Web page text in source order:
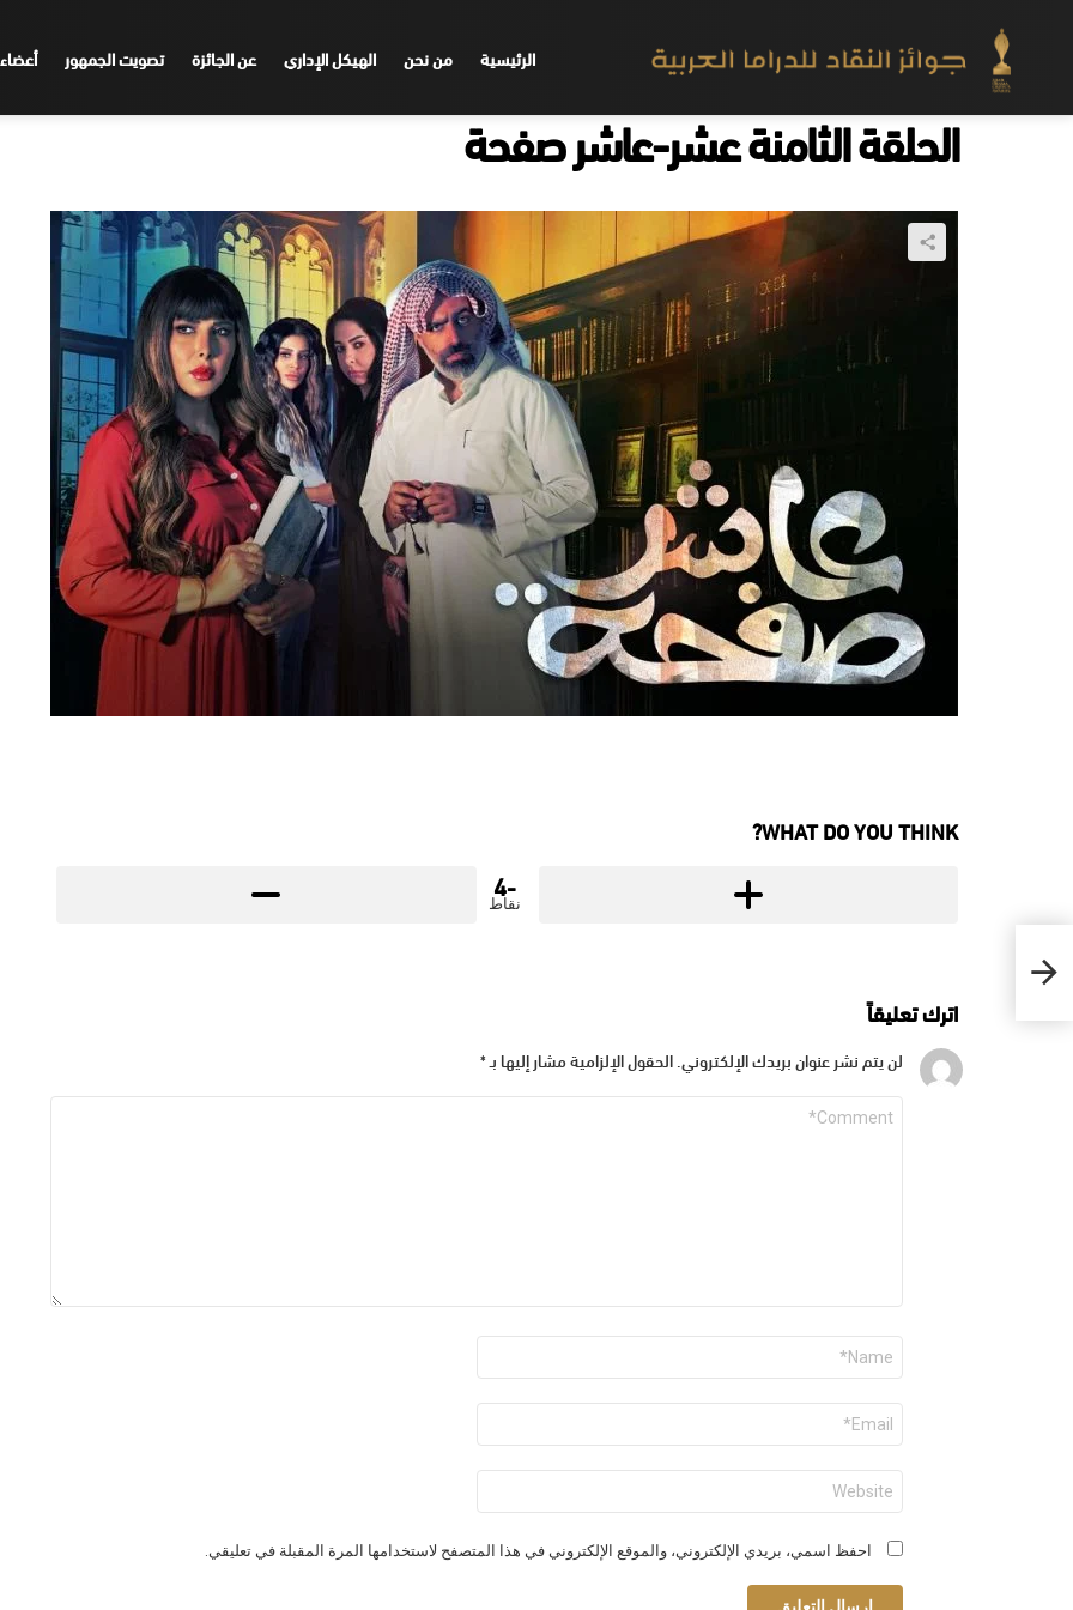
الرئيسية من نحن الهيكل الإداري عن الجائزة تصويت الجمهور
الحلقة الثامنة عشر-عاشر صفحة
WHAT DO YOU THINK?
-4
نقاط
اترك تعليقاً
لن يتم نشر عنوان بريدك الإلكتروني. الحقول الإلزامية مشار إليها بـ *
التعليق
الاسم
البريد
الإلكتروني
*
الموقع
الإلكتروني
احفظ اسمي، بريدي الإلكتروني، والموقع الإلكتروني في هذا المتصفح لاستخدامها المرة المقبلة في تعليقي.